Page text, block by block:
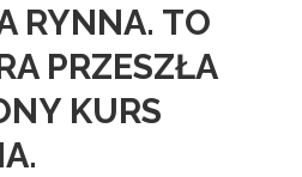
RYNNA. TO
PRZESZŁA
KURS